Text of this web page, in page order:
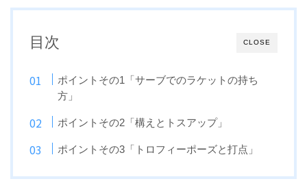
CLOSE
目次
ポイントその1「サーブでのラケットの持ち
方」
ポイントその2「構えとトスアップ」
ポイントその3「トロフィーポーズと打点」